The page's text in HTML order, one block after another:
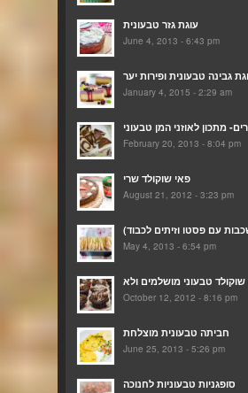
עוגת גזר טבעונית
June 4, 2013 - 6:43 pm
גבינה טבעונית ופירות יער
January 4, 2015 - 2:29 am
February 20, 2013 - 8:04 pm
פאי שוקולד שרי
August 21, 2012 - 3:23 pm
May 4, 2013 - 6:54 pm
October 12, 2012 - 8:16 pm
חביתה טבעונית מוצלחת
June 25, 2013 - 5:26 pm
סופגניות טבעוניות לחנוכה